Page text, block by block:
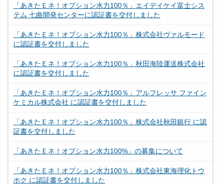
「あきたＥネ！オプション水力100％」エイデイケイ富士シス
テム 七曲開発センターに認証書を交付しました
「あきたＥネ！オプション水力100％」株式会社ヴァルモード
に認証書を交付しました
「あきたＥネ！オプション水力100％」秋田海陸運送株式会社
に認証書を交付しました
「あきたＥネ！オプション水力100％」アルフレッサ ファイン
ケミカル株式会社 に認証書を交付しました
「あきたＥネ！オプション水力100％」株式会社秋田銀行 に認
証書を交付しました
「あきたＥネ！オプション水力100%」の募集について
「あきたＥネ！オプション水力100％」株式会社東海理化トウ
ホク に認証書を交付しました